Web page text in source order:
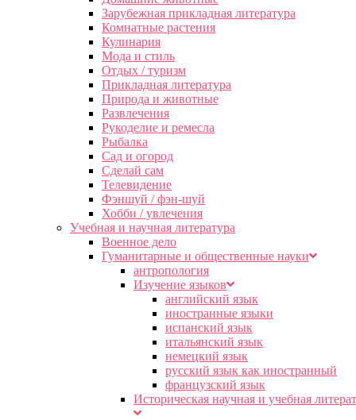
Зарубежная прикладная литература
Комнатные растения
Кулинария
Мода и стиль
Отдых / туризм
Прикладная литература
Природа и животные
Развлечения
Рукоделие и ремесла
Рыбалка
Сад и огород
Сделай сам
Телевидение
Фэншуй / фэн-шуй
Хобби / увлечения
Учебная и научная литература
Военное дело
Гуманитарные и общественные науки
антропология
Изучение языков
английский язык
иностранные языки
испанский язык
итальянский язык
немецкий язык
русский язык как иностранный
французский язык
Историческая научная и учебная